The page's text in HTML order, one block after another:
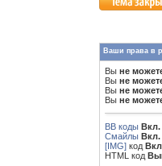
Ваши права в
Вы не
Вы не
Вы не
Вы не
BB коды Вкл.
Смайлы Вкл.
[IMG] код
HTML код